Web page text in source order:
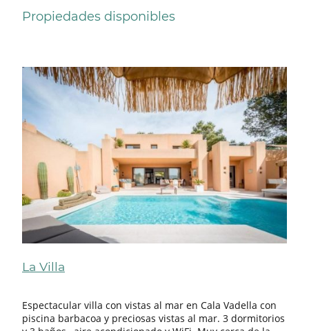
Propiedades disponibles
La Villa
Espectacular villa con vistas al mar en Cala Vadella con
piscina barbacoa y preciosas vistas al mar. 3 dormitorios